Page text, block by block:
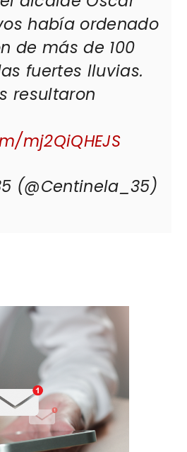
había ordenado
de más de 100
fuertes lluvias.
resultaron
mj2QiQHEJS
(@Centinela_35)